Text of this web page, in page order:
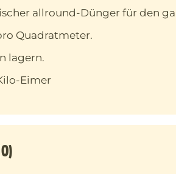
allround-Dünger für den
Quadratmeter.
lagern.
Eimer